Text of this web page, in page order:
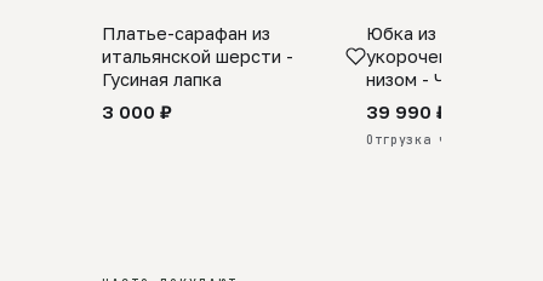
SALE
Платье-сарафан из
итальянской шерсти -
Гусиная лапка
3 000 ₽
ПРЕДЗАКАЗ
Юбка из
укороченная с
низом - Черный
39 990 ₽
Отгрузка через 25 дней